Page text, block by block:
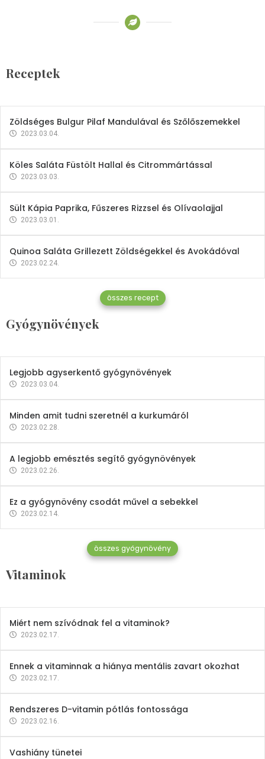
Receptek
2023.03.06.
Zöldséges Bulgur Pilaf Mandulával és Szőlőszemekkel
2023.03.04.
Köles Saláta Füstölt Hallal és Citrommártással
2023.03.03.
Sült Kápia Paprika, Fűszeres Rizzsel és Olívaolajjal
2023.03.01.
Quinoa Saláta Grillezett Zöldségekkel és Avokádóval
2023.02.24.
összes recept
Gyógynövények
Gyógynövények
Mindent a petrezselyemről
2023.12.21.
Legjobb agyserkentő gyógynövények
2023.03.04.
Minden amit tudni szeretnél a kurkumáról
2023.02.28.
A legjobb emésztés segítő gyógynövények
2023.02.26.
Ez a gyógynövény csodát művel a sebekkel
2023.02.14.
összes gyógynövény
Vitaminok
Vitaminok
Mindent a B-12 vitaminról
2023.02.27.
Miért nem szívódnak fel a vitaminok?
2023.02.17.
Ennek a vitaminnak a hiánya mentális zavart okozhat
2023.02.17.
Rendszeres D-vitamin pótlás fontossága
2023.02.16.
Vashiány tünetei